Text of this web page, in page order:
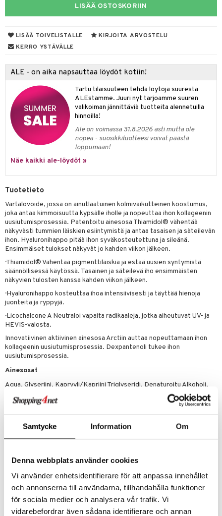
Samtycke Information Om
Denna webbplats använder cookies
Vi använder enhetsidentifierare för att anpassa innehållet
och annonserna till användarna, tillhandahålla funktioner
för sociala medier och analysera vår trafik. Vi
vidarebefordrar även sådana identifierare och annan
LISÄÄ OSTOSKORIIN
LISÄÄ TOIVELISTALLE
KIRJOITA ARVOSTELU
KERRO YSTÄVÄLLE
ALE - on aika napsauttaa löydöt kotiin!
Tartu tilaisuuteen tehdä löytöjä suuresta
ALEstamme. Juuri nyt tarjoamme suuren
valikoiman jännittäviä tuotteita alennetuilla
hinnoilla!
Ale on voimassa 31.8.2026 asti mutta ole
nopea - suosikkituotteesi voivat päästä
loppumaan!
Näe kaikki ale-löydöt »
Tuotetieto
Vartalovoide, jossa on ainutlaatuinen kolmivaikutteinen koostumus,
joka antaa kimmoisuutta kypsälle iholle ja nopeuttaa ihon kollageenin
uusiutumisprosessia. Patentoitu ainesosa Thiamidol® vähentää
näkyvästi tummien läiskien esiintymistä ja antaa tasaisen ja säteilevän
ihon. Hyaluronihappo pitää ihon syväkosteutettuna ja sileänä.
Ensimmäiset tulokset näkyvät jo kahden viikon jälkeen.
· Thiamidol® Vähentää pigmenttiläiskiä ja estää uusien syntymistä
säännöllisessä käytössä. Tasainen ja säteilevä iho ensimmäisten
näkyvien tulosten kanssa kahden viikon jälkeen.
· Hyaluronihappo kosteuttaa ihoa intensiivisesti ja täyttää hienoja
juonteita ja ryppyjä.
· Licochalcone A Neutraloi vapaita radikaaleja, jotka aiheutuvat UV- ja
HEVIS-valosta.
Innovatiivinen aktiivinen ainesosa Arctiin auttaa nopeuttamaan ihon
kollageenin uusiutumisprosessia. Dexpantenoli tukee ihon
uusiutumisprosessia.
Ainesosat
Aqua, Glyseriini, Kapryyli/Kapriini Triglyseridi, Denaturoitu Alkoholi,
Kokoglyseridit, Setearyylialkoholi, Setyylipalmitaatti, Di-
isopropyyladipaatti, Pantenoli, Glyseryylistearaatti,
Lappa -hedelmäuute, Glycyrrhiza Inflata -juuriuute,
Natriumstearoyyliglutamaatti, Karrageeni, Ksantaanikumi,
EDTA, Etyyliheksyyliglyseriini, Fenoksietanoli, Parfyymi
Tuotenumero
ACIH3-6K-200
& Tarvikkeet
vuoto
& Kutina
poisto
hoito
iholla
& Lämpö
& Ovulointi
& Puremat
Korvat
Suolisto
& Mineraalit
Vahvuus
& 6
Suolisto
hoito
& Tikut
hoito
& Suihkeet
ruoalle
intoleranssi
& Kuume
& Käheys
nenä
vuoto & tukkoisuus
& Mineraalit
& vastauksia